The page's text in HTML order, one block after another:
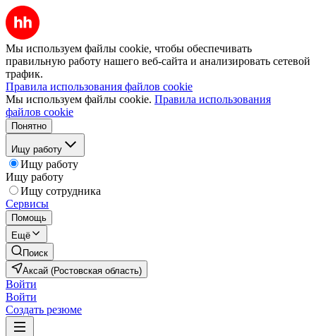
Мы используем файлы cookie, чтобы обеспечивать
правильную работу нашего веб-сайта и анализировать сетевой
трафик.
Правила использования файлов cookie
Мы используем файлы cookie. Правила использования
файлов cookie
Понятно
Ищу работу
Ищу работу
Ищу работу
Ищу сотрудника
Сервисы
Помощь
Ещё
Поиск
Аксай (Ростовская область)
Войти
Войти
Создать резюме